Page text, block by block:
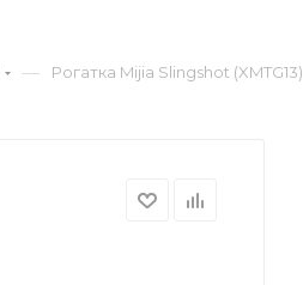
— Рогатка Mijia Slingshot (XMTG13)